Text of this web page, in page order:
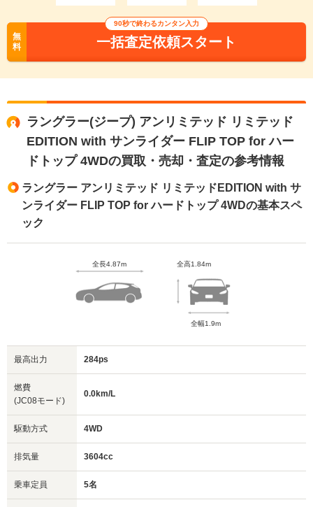
無
料
90秒で終わるカンタン入力
一括査定依頼スタート
ラングラー(ジープ) アンリミテッド リミテッド
EDITION with サンライダー FLIP TOP for ハー
ドトップ 4WDの買取・売却・査定の参考情報
ラングラー アンリミテッド リミテッドEDITION with サ
ンライダー FLIP TOP for ハードトップ 4WDの基本スペ
ック
全長4.87m 全高1.84m
全幅1.9m
最高出力 284ps
燃費
(JC08モード)
0.0km/L
駆動方式 4WD
排気量 3604cc
乗車定員 5名